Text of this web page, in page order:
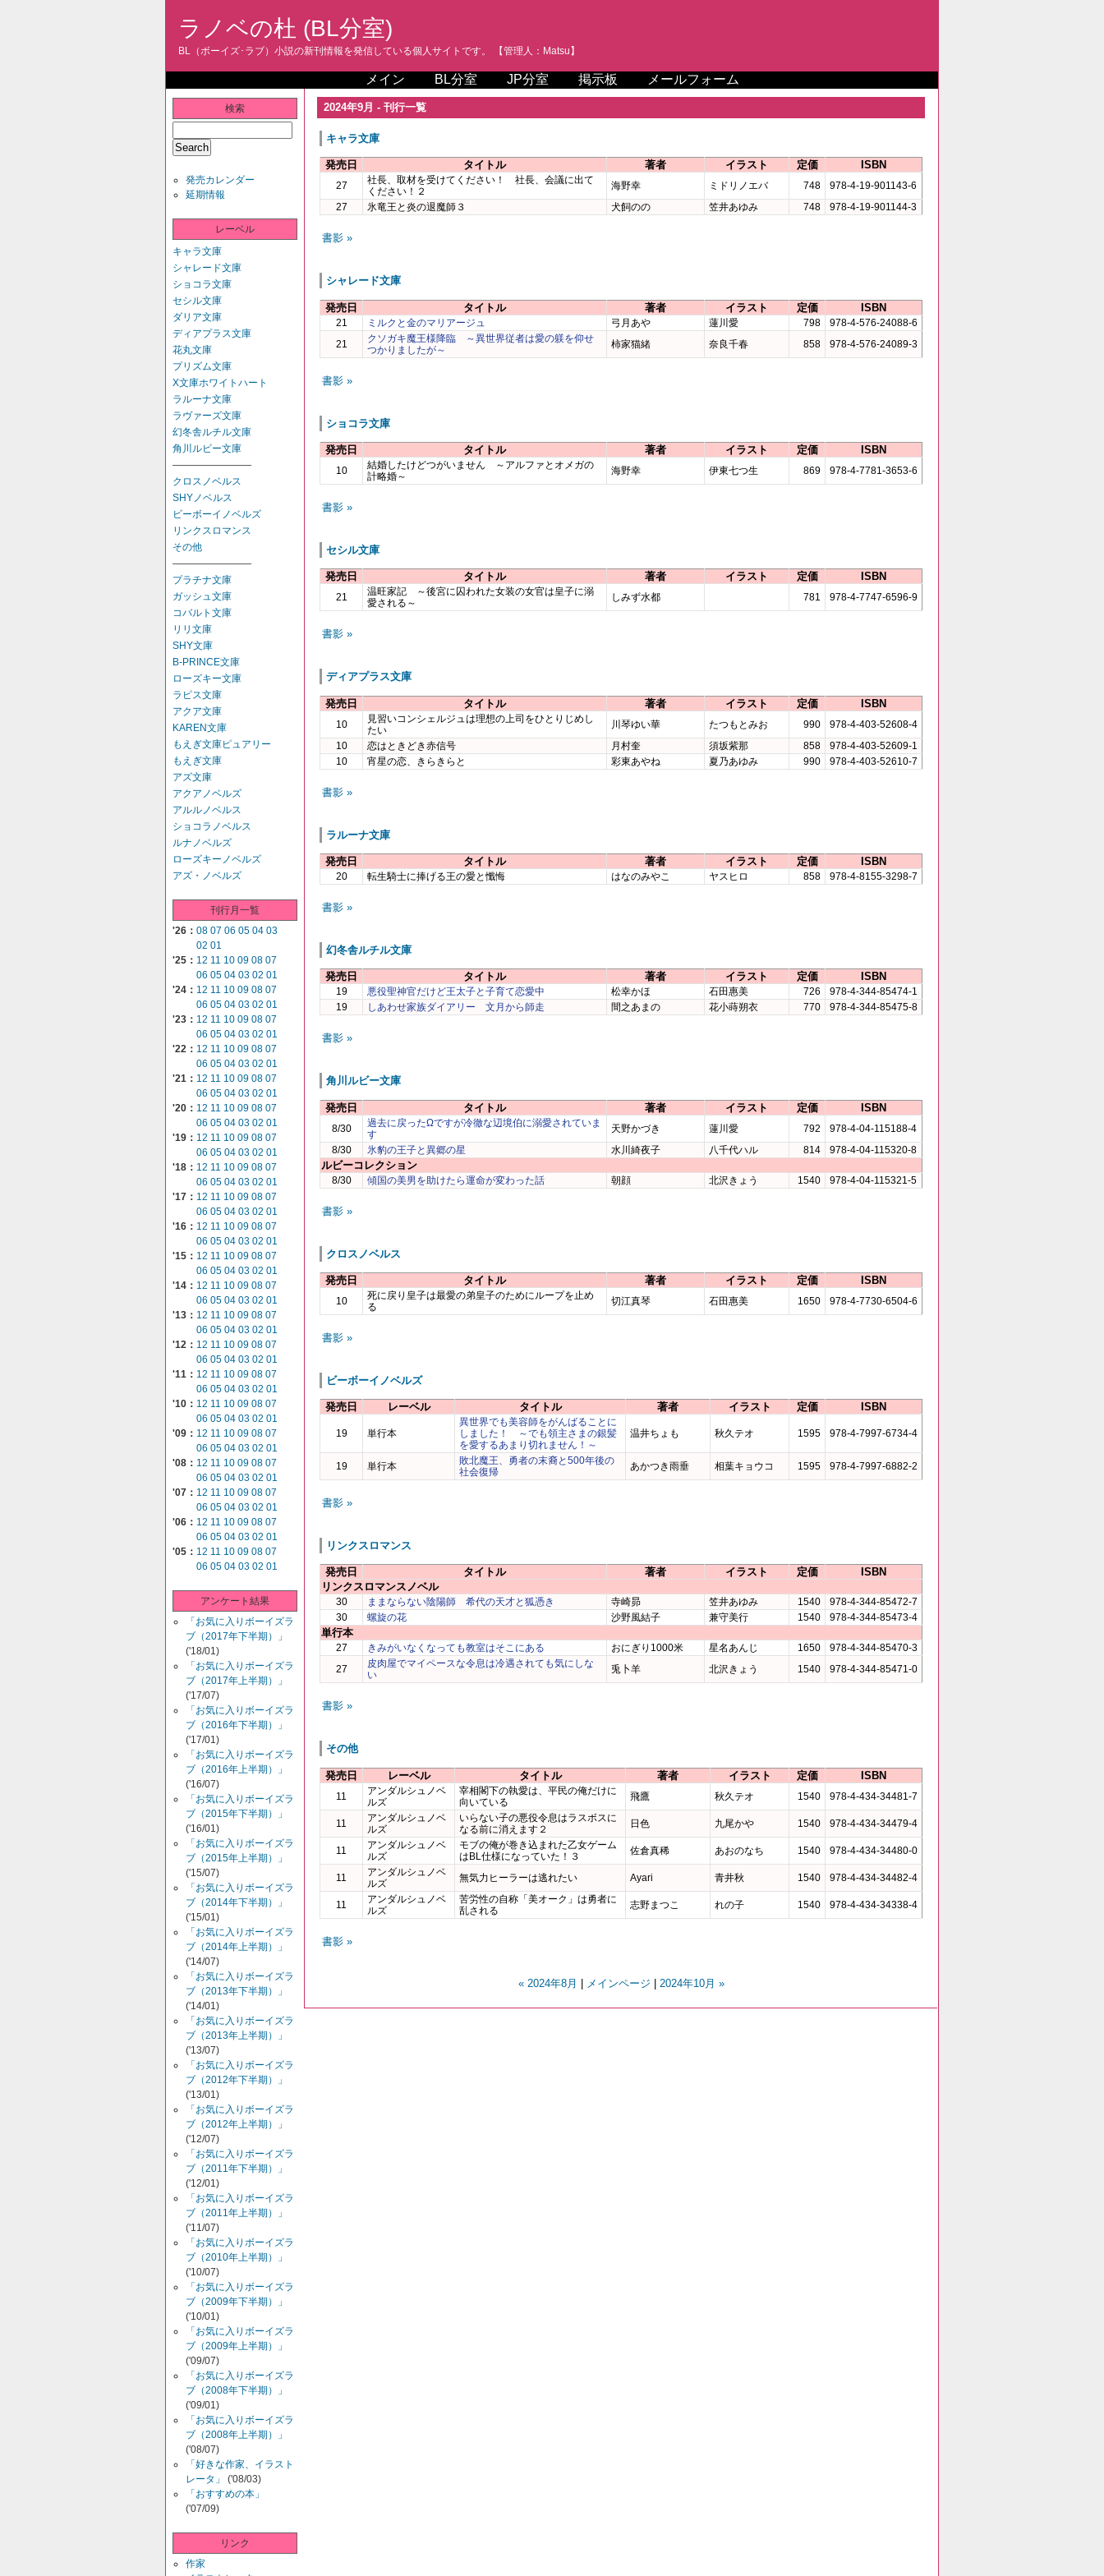
ラノベの杜 (BL分室)
BL（ボーイズ･ラブ）小説の新刊情報を発信している個人サイトです。 【管理人：Matsu】
メイン BL分室 JP分室 掲示板 メールフォーム
検索
発売カレンダー
延期情報
レーベル
キャラ文庫
シャレード文庫
ショコラ文庫
セシル文庫
ダリア文庫
ディアプラス文庫
花丸文庫
プリズム文庫
X文庫ホワイトハート
ラルーナ文庫
ラヴァーズ文庫
幻冬舎ルチル文庫
角川ルビー文庫
――――――――
クロスノベルス
SHYノベルス
ビーボーイノベルズ
リンクスロマンス
その他
――――――――
プラチナ文庫
ガッシュ文庫
コバルト文庫
リリ文庫
SHY文庫
B-PRINCE文庫
ローズキー文庫
ラピス文庫
アクア文庫
KAREN文庫
もえぎ文庫ピュアリー
もえぎ文庫
アズ文庫
アクアノベルズ
アルルノベルス
ショコラノベルス
ルナノベルズ
ローズキーノベルズ
アズ・ノベルズ
刊行月一覧
'26： 08 07 06 05 04 03
02 01
'25： 12 11 10 09 08 07
06 05 04 03 02 01
'24： 12 11 10 09 08 07
06 05 04 03 02 01
'23： 12 11 10 09 08 07
06 05 04 03 02 01
'22： 12 11 10 09 08 07
06 05 04 03 02 01
'21： 12 11 10 09 08 07
06 05 04 03 02 01
'20： 12 11 10 09 08 07
06 05 04 03 02 01
'19： 12 11 10 09 08 07
06 05 04 03 02 01
'18： 12 11 10 09 08 07
06 05 04 03 02 01
'17： 12 11 10 09 08 07
06 05 04 03 02 01
'16： 12 11 10 09 08 07
06 05 04 03 02 01
'15： 12 11 10 09 08 07
06 05 04 03 02 01
'14： 12 11 10 09 08 07
06 05 04 03 02 01
'13： 12 11 10 09 08 07
06 05 04 03 02 01
'12： 12 11 10 09 08 07
06 05 04 03 02 01
'11： 12 11 10 09 08 07
06 05 04 03 02 01
'10： 12 11 10 09 08 07
06 05 04 03 02 01
'09： 12 11 10 09 08 07
06 05 04 03 02 01
'08： 12 11 10 09 08 07
06 05 04 03 02 01
'07： 12 11 10 09 08 07
06 05 04 03 02 01
'06： 12 11 10 09 08 07
06 05 04 03 02 01
'05： 12 11 10 09 08 07
06 05 04 03 02 01
アンケート結果
「お気に入りボーイズラ
ブ（2017年下半期）」
('18/01)
「お気に入りボーイズラ
ブ（2017年上半期）」
('17/07)
「お気に入りボーイズラ
ブ（2016年下半期）」
('17/01)
「お気に入りボーイズラ
ブ（2016年上半期）」
('16/07)
「お気に入りボーイズラ
ブ（2015年下半期）」
('16/01)
「お気に入りボーイズラ
ブ（2015年上半期）」
('15/07)
「お気に入りボーイズラ
ブ（2014年下半期）」
('15/01)
「お気に入りボーイズラ
ブ（2014年上半期）」
('14/07)
「お気に入りボーイズラ
ブ（2013年下半期）」
('14/01)
「お気に入りボーイズラ
ブ（2013年上半期）」
('13/07)
「お気に入りボーイズラ
ブ（2012年下半期）」
('13/01)
「お気に入りボーイズラ
ブ（2012年上半期）」
('12/07)
「お気に入りボーイズラ
ブ（2011年下半期）」
('12/01)
「お気に入りボーイズラ
ブ（2011年上半期）」
('11/07)
「お気に入りボーイズラ
ブ（2010年上半期）」
('10/07)
「お気に入りボーイズラ
ブ（2009年下半期）」
('10/01)
「お気に入りボーイズラ
ブ（2009年上半期）」
('09/07)
「お気に入りボーイズラ
ブ（2008年下半期）」
('09/01)
「お気に入りボーイズラ
ブ（2008年上半期）」
('08/07)
「好きな作家、イラスト
レータ」
('08/03)
「おすすめの本」
('07/09)
リンク
作家
2024年9月 - 刊行一覧
キャラ文庫
発売日 タイトル 著者 イラスト 定価 ISBN
27
社長、取材を受けてください！ 社長、会議に出て
ください！２
海野幸 ミドリノエバ 748
978-4-19-901143-6
27
氷竜王と炎の退魔師３ 犬飼のの 笠井あゆみ 748 978-4-19-901144-3
書影 »
シャレード文庫
発売日 タイトル 著者 イラスト 定価 ISBN
21 ミルクと金のマリアージュ 弓月あや 蓮川愛 798
978-4-576-24088-6
21
クソガキ魔王様降臨 ～異世界従者は愛の躾を仰せ
つかりましたが～
柿家猫緒 奈良千春 858 978-4-576-24089-3
書影 »
ショコラ文庫
発売日 タイトル 著者 イラスト 定価 ISBN
10
結婚したけどつがいません ～アルファとオメガの
計略婚～
海野幸 伊東七つ生 869 978-4-7781-3653-6
書影 »
セシル文庫
発売日 タイトル 著者 イラスト 定価 ISBN
21
温旺家記 ～後宮に囚われた女装の女官は皇子に溺
愛される～
しみず水都 781 978-4-7747-6596-9
書影 »
ディアプラス文庫
発売日 タイトル 著者 イラスト 定価 ISBN
10
見習いコンシェルジュは理想の上司をひとりじめし
たい
川琴ゆい華 たつもとみお 990
978-4-403-52608-4
10
恋はときどき赤信号 月村奎 須坂紫那 858
978-4-403-52609-1
10
宵星の恋、きらきらと 彩東あやね 夏乃あゆみ 990 978-4-403-52610-7
書影 »
ラルーナ文庫
発売日 タイトル 著者 イラスト 定価 ISBN
20 転生騎士に捧げる王の愛と懺悔 はなのみやこ ヤスヒロ 858 978-4-8155-3298-7
書影 »
幻冬舎ルチル文庫
発売日 タイトル 著者 イラスト 定価 ISBN
19 悪役聖神官だけど王太子と子育て恋愛中 松幸かほ 石田惠美 726
978-4-344-85474-1
19
しあわせ家族ダイアリー 文月から師走 間之あまの 花小蒔朔衣 770 978-4-344-85475-8
書影 »
角川ルビー文庫
発売日 タイトル 著者 イラスト 定価 ISBN
8/30
過去に戻ったΩですが冷徹な辺境伯に溺愛されていま
す
天野かづき 蓮川愛 792
978-4-04-115188-4
8/30
氷豹の王子と異郷の星 水川綺夜子 八千代ハル 814 978-4-04-115320-8
ルビーコレクション
8/30 傾国の美男を助けたら運命が変わった話 朝顔 北沢きょう 1540 978-4-04-115321-5
書影 »
クロスノベルス
発売日 タイトル 著者 イラスト 定価 ISBN
10
死に戻り皇子は最愛の弟皇子のためにループを止め
る
切江真琴 石田惠美 1650 978-4-7730-6504-6
書影 »
ビーボーイノベルズ
発売日 レーベル タイトル 著者 イラスト 定価 ISBN
19 単行本
異世界でも美容師をがんばることに
しました！ ～でも領主さまの銀髪
を愛するあまり切れません！～
温井ちょも 秋久テオ 1595 978-4-7997-6734-4
19 単行本
敗北魔王、勇者の末裔と500年後の
社会復帰
あかつき雨垂 相葉キョウコ 1595 978-4-7997-6882-2
書影 »
リンクスロマンス
発売日 タイトル 著者 イラスト 定価
ISBN
リンクスロマンスノベル
30 ままならない陰陽師 希代の天才と狐憑き 寺崎昴 笠井あゆみ 1540
978-4-344-85472-7
30
螺旋の花 沙野風結子 兼守美行 1540 978-4-344-85473-4
単行本
27 きみがいなくなっても教室はそこにある おにぎり1000米 星名あんじ 1650
978-4-344-85470-3
27
皮肉屋でマイペースな令息は冷遇されても気にしな
い
兎卜羊 北沢きょう 1540 978-4-344-85471-0
書影 »
その他
発売日 レーベル タイトル 著者 イラスト 定価 ISBN
11
アンダルシュノベ
ルズ
宰相閣下の執愛は、平民の俺だけに
向いている
飛鷹 秋久テオ 1540 978-4-434-34481-7
11
アンダルシュノベ
ルズ
いらない子の悪役令息はラスボスに
なる前に消えます２
日色 九尾かや 1540 978-4-434-34479-4
11
アンダルシュノベ
ルズ
モブの俺が巻き込まれた乙女ゲーム
はBL仕様になっていた！３
佐倉真稀 あおのなち 1540 978-4-434-34480-0
11
アンダルシュノベ
ルズ
無気力ヒーラーは逃れたい Ayari 青井秋 1540 978-4-434-34482-4
11
アンダルシュノベ
ルズ
苦労性の自称「美オーク」は勇者に
乱される
志野まつこ れの子 1540 978-4-434-34338-4
書影 »
« 2024年8月 メインページ 2024年10月 »